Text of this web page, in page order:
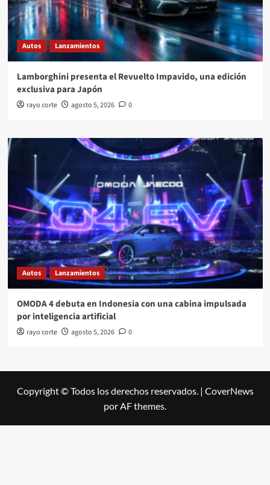
Autos Lanzamientos
Lamborghini presenta el Revuelto Impavido, una edición
exclusiva para Japón
rayo corte agosto 5, 2026 0
Autos Lanzamientos
OMODA 4 debuta en Indonesia con una cabina impulsada
por inteligencia artificial
rayo corte agosto 5, 2026 0
Copyright © Todos los derechos reservados. | CoverNews
por AF themes.